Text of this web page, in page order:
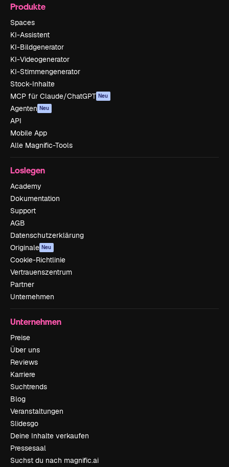
Produkte
Spaces
KI-Assistent
KI-Bildgenerator
KI-Videogenerator
KI-Stimmengenerator
Stock-Inhalte
MCP für Claude/ChatGPT Neu
Agenten Neu
API
Mobile App
Alle Magnific-Tools
Loslegen
Academy
Dokumentation
Support
AGB
Datenschutzerklärung
Originale Neu
Cookie-Richtlinie
Vertrauenszentrum
Partner
Unternehmen
Unternehmen
Preise
Über uns
Reviews
Karriere
Suchtrends
Blog
Veranstaltungen
Slidesgo
Deine Inhalte verkaufen
Pressesaal
Suchst du nach magnific.ai